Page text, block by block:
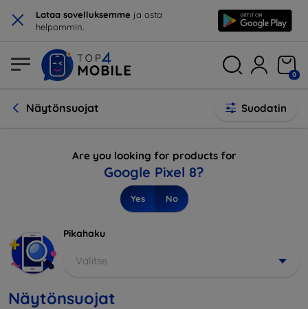
× Lataa sovelluksemme ja osta
helpommin.
0
Näytönsuojat Suodatin
Are you looking for products for
Google Pixel 8?
Yes No
Pikahaku
Valitse
Näytönsuojat